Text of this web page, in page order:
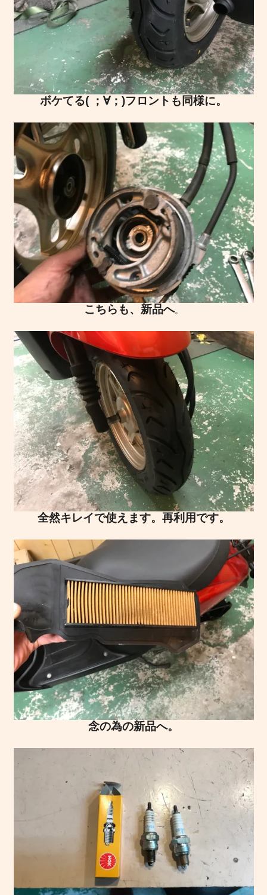
ボケてる( ；∀；)フロントも同様に。
こちらも、新品へ。
全然キレイで使えます。再利用です。
念の為の新品へ。